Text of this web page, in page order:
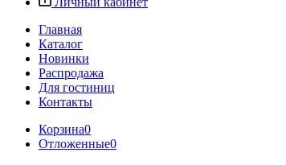
Главная
Каталог
Новинки
Распродажа
Для гостиниц
Контакты
Корзина0
Отложенные0